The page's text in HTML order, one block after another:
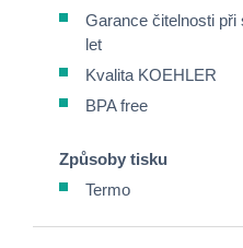
Garance čitelnosti
let
Kvalita KOEHLER
BPA free
Způsoby tisku
Termo